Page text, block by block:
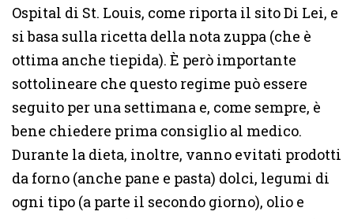
Ospital di St. Louis, come riporta il sito Di Lei, e
si basa sulla ricetta della nota zuppa (che è
ottima anche tiepida). È però importante
sottolineare che questo regime può essere
seguito per una settimana e, come sempre, è
bene chiedere prima consiglio al medico.
Durante la dieta, inoltre, vanno evitati prodotti
da forno (anche pane e pasta) dolci, legumi di
ogni tipo (a parte il secondo giorno), olio e